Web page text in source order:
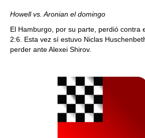
Howell vs. Aronian el domingo
El Hamburgo, por su parte, perdió contra
2:6. Esta vez sí estuvo Niclas
perder ante Alexei Shirov.